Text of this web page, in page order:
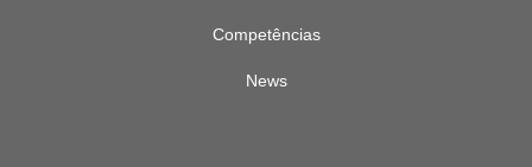
Competências
News